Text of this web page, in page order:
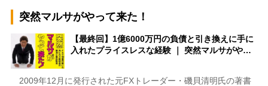
突然マルサがやって来た！
【最終回】1億6000万円の負債と引き換えに手に
入れたプライスレスな経験 ｜ 突然マルサがや…
2009年12月に発行された元FXトレーダー・磯貝清明氏の著書